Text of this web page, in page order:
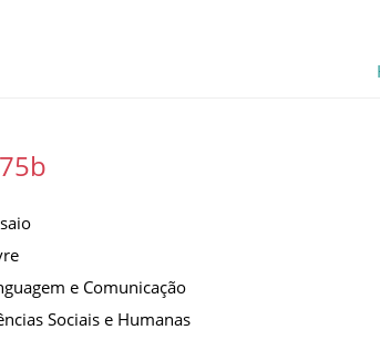
e Comunicação
Sociais e Humanas